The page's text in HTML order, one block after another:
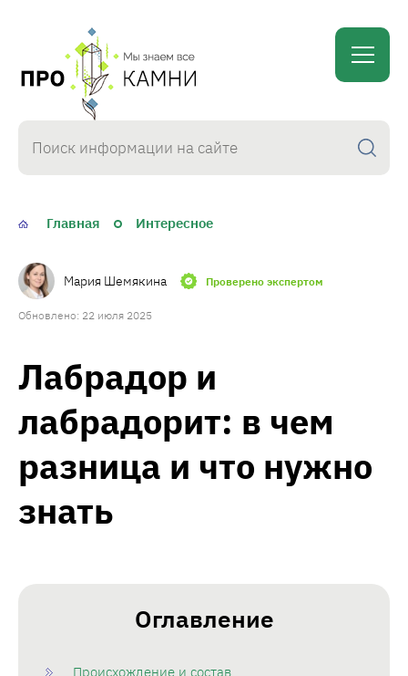
proKamni
Главная Интересное
Мария Шемякина Проверено экспертом
Обновлено: 22 июля 2025
Лабрадор и
лабрадорит: в чем
разница и что нужно
знать
Оглавление
Происхождение и состав